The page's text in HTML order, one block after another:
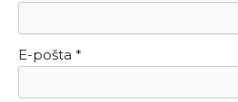
E-pošta *